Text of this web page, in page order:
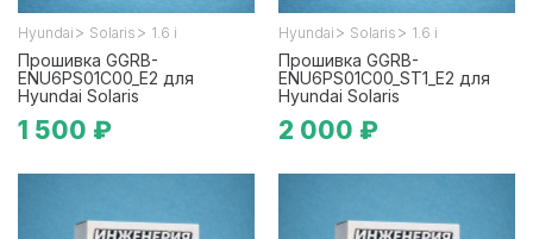
Hyundai > Solaris > 1.6 i
Прошивка GGRB-
ENU6PS01C00_E2 для
Hyundai Solaris
1 500 ₽
Hyundai > Solaris > 1.6 i
Прошивка GGRB-
ENU6PS01C00_ST1_E2 для
Hyundai Solaris
2 000 ₽